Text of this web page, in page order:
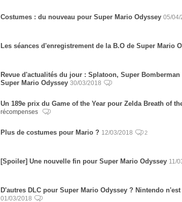
Costumes : du nouveau pour Super Mario Odyssey 05/04/
Les séances d'enregistrement de la B.O de Super Mario
Revue d'actualités du jour : Splatoon, Super Bomberman
Super Mario Odyssey 30/03/2018
Un 189e prix du Game of the Year pour Zelda Breath of
récompenses
Plus de costumes pour Mario ? 12/03/2018 2
[Spoiler] Une nouvelle fin pour Super Mario Odyssey 11/
D'autres DLC pour Super Mario Odyssey ? Nintendo
01/03/2018